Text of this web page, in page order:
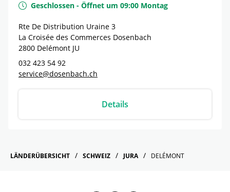
Geschlossen - Öffnet um 09:00 Montag
Rte De Distribution Uraine 3
La Croisée des Commerces Dosenbach
2800 Delémont JU
032 423 54 92
service@dosenbach.ch
Details
LÄNDERÜBERSICHT SCHWEIZ JURA DELÉMONT